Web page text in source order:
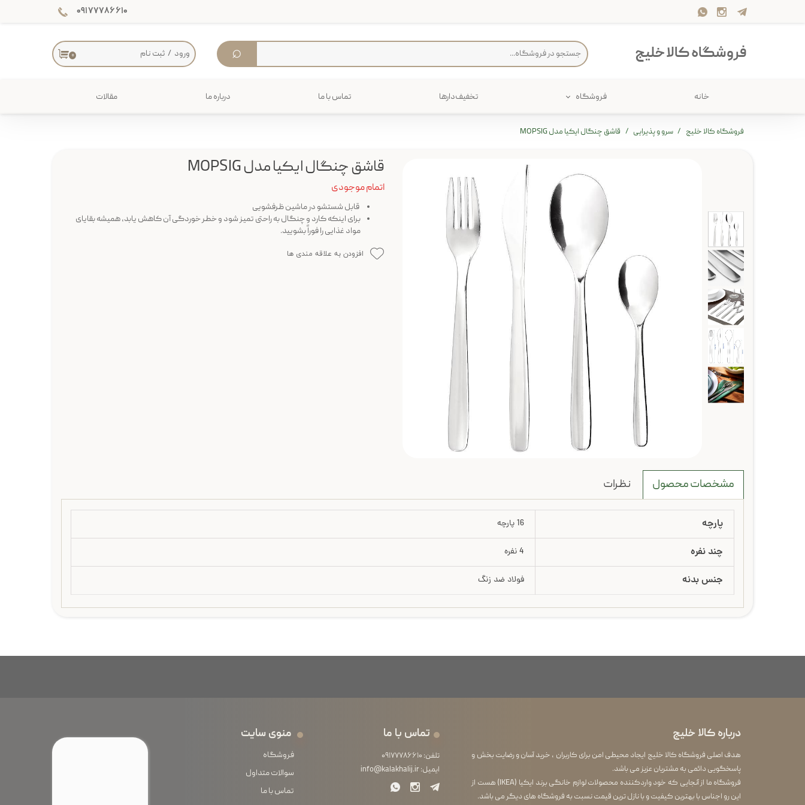
⌕
خانه فروشگاه
حمام پارچه و فرش
سایر لوزام منزل
تخفیف‌دارها تماس با ما درباره ما مقالات
۰۹۱۷۷۷۸۶۶۱۰
۰ ورود / ثبت نام فروشگاه کالا خلیج
فروشگاه کالا خلیج سرو و پذیرایی قاشق چنگال ایکیا مدل MOPSIG
قاشق چنگال ایکیا مدل MOPSIG
اتمام موجودی
قابل شستشو در ماشین ظرفشویی
برای اینکه کارد و چنگال به راحتی تمیز شود و خطر خوردگی آن کاهش یابد، همیشه بقایای
مواد غذایی را فوراً بشویید.
افزودن به علاقه مندی ها
مشخصات محصول نظرات
پارچه 16 پارچه
چند نفره 4 نفره
جنس بدنه فولاد ضد زنگ
درباره کالا خلیج
هدف اصلی فروشگاه کالا خلیج ایجاد محیطی امن برای کاربران ، خرید آسان و رضایت بخش و
پاسخگویی دائمی به مشتریان عزیز می باشد.
فروشگاه ما از آنجایی که خود واردکننده محصولات لوازم خانگی برند ایکیا (IKEA) هست از
این رو اجناس با بهترین کیفیت و با نازل ترین قیمت نسبت به فروشگاه های دیگر می باشد.
منوی سایت
فروشگاه
سوالات متداول
تماس با ما
تماس با ما
تلفن: ۰۹۱۷۷۷۸۶۶۱۰
ایمیل:info@kalakhalij.ir